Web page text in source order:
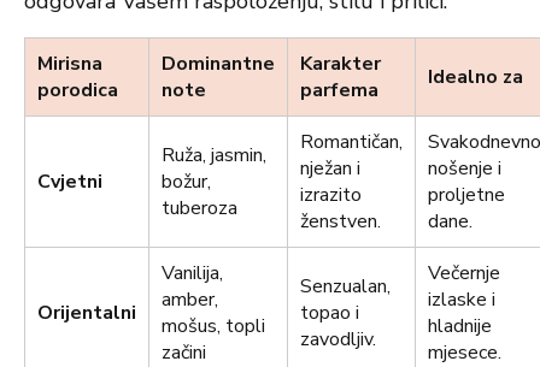
Mirisna
porodica
Dominantne
note
Karakter
parfema
Idealno za
Cvjetni
Ruža, jasmin,
božur,
tuberoza
Romantičan,
nježan i
izrazito
ženstven.
Svakodnevno
nošenje i
proljetne
dane.
Orijentalni
Vanilija,
amber,
mošus, topli
začini
Senzualan,
topao i
zavodljiv.
Večernje
izlaske i
hladnije
mjesece.